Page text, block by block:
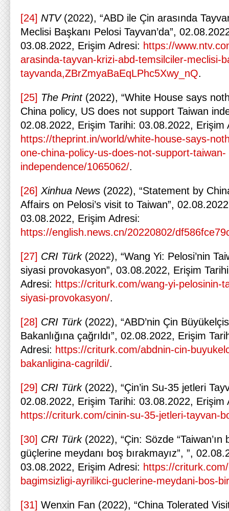
[24] NTV(2022), “ABD ile Çin arasında
Meclisi Başkanı Pelosi Tayvan’da”,
03.08.2022, Erişim Adresi: https://
arasinda-tayvan-krizi-abd-temsilciler-meclisi-
tayvanda,ZBrZmyaBaEqLPhc5Xwy_nQ.
[25] The Print(2022), “White House says
China policy, US does not support Taiwan
02.08.2022, Erişim Tarihi: 03.08.2022, Erişim
https://theprint.in/world/white-house-says-
one-china-policy-us-does-not-support-taiwan-
independence/1065062/.
[26] Xinhua News (2022), “Statement by
Affairs on Pelosi’s visit to Taiwan”,
03.08.2022, Erişim Adresi:
https://english.news.cn/20220802/
[27] CRI Türk (2022), “Wang Yi: Pelosi’nin
siyasi provokasyon”, 03.08.2022, Erişim
Adresi: https://criturk.com/wang-yi-pelosinin-
siyasi-provokasyon/.
[28] CRI Türk (2022), “ABD’nin Çin
Bakanlığına çağrıldı”, 02.08.2022, Erişim
Adresi: https://criturk.com/abdnin-cin-
bakanligina-cagrildi/.
[29] CRI Türk (2022), “Çin’in Su-35 jetleri
02.08.2022, Erişim Tarihi: 03.08.2022, Erişim
https://criturk.com/cinin-su-35-jetleri-tayvan-
[30] CRI Türk (2022), “Çin: Sözde “Taiwan’ın
güçlerine meydanı boş bırakmayız”, ”,
03.08.2022, Erişim Adresi: https://
bagimsizligi-ayrilikci-guclerine-meydani-bos-
[31] Wenxin Fan (2022), “China Tolerated